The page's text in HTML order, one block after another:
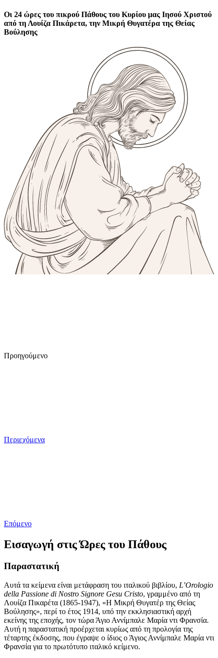
Οι 24 ώρες του πικρού Πάθους του Κυρίου μας Ιησού Χριστού
από τη Λουίζα Πικάρετα, την Μικρή Θυγατέρα της Θείας
Βούλησης
Προηγούμενο
Περιεχόμενα
Επόμενο
Εισαγωγή στις Ώρες του Πάθους
Παραστατική
Αυτά τα κείμενα είναι μετάφραση του ιταλικού βιβλίου, L’Orologio
della Passione di Nostro Signore Gesu Cristo, γραμμένο από τη
Λουίζα Πικαρέτα (1865-1947), «Η Μικρή Θυγατέρ της Θείας
Βούλησης», περί το έτος 1914, υπό την εκκλησιαστική αρχή
εκείνης της εποχής, τον τώρα Άγιο Αννίμπαλε Μαρία ντι Φρανσία.
Αυτή η παραστατική προέρχεται κυρίως από τη προλογία της
τέταρτης έκδοσης, που έγραψε ο ίδιος ο Άγιος Αννίμπαλε Μαρία ντι
Φρανσία για το πρωτότυπο ιταλικό κείμενο.